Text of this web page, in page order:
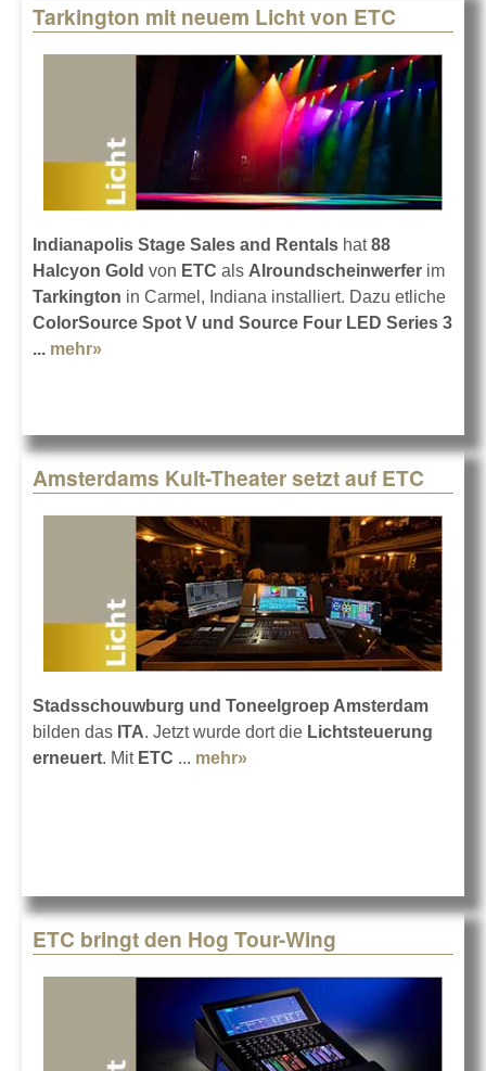
Tarkington mit neuem Licht von ETC
Indianapolis Stage Sales and Rentals hat88
Halcyon Gold von ETC als Alroundscheinwerfer im
Tarkington in Carmel, Indiana installiert. Dazu etliche
ColorSource Spot V und Source Four LED Series 3
... mehr»
Amsterdams Kult-Theater setzt auf ETC
Stadsschouwburg und Toneelgroep Amsterdam
bilden das ITA. Jetzt wurde dort die Lichtsteuerung
erneuert. Mit ETC ... mehr»
ETC bringt den Hog Tour-Wing